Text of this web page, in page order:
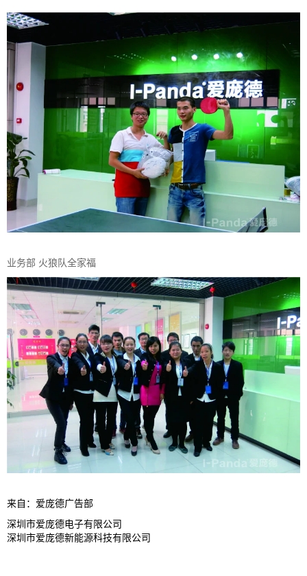
业务部 火狼队全家福
来自：爱庞德广告部
深圳市爱庞德电子有限公司
深圳市爱庞德新能源科技有限公司